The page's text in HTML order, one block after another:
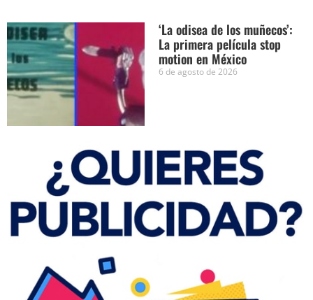
‘La odisea de los muñecos’:
La primera película stop
motion en México
6 de agosto de 2026